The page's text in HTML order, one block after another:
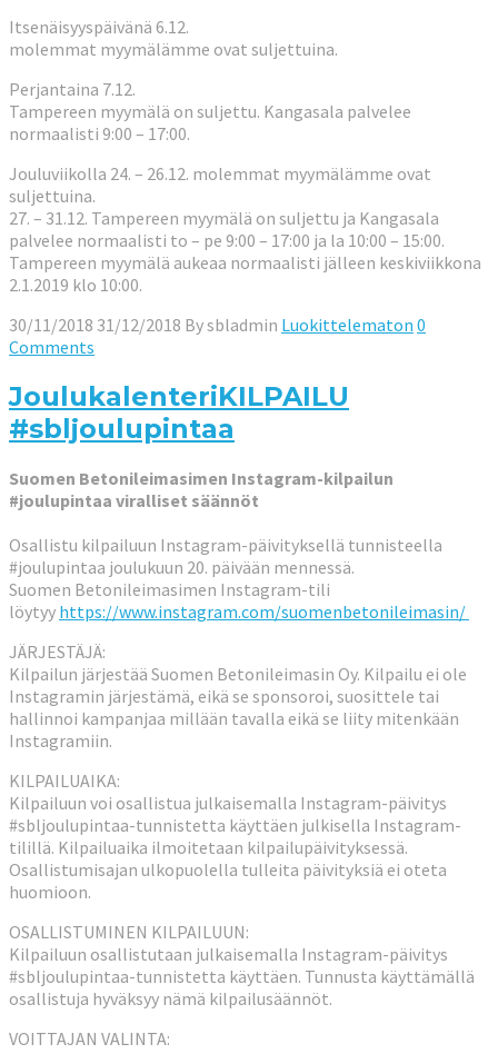
Itsenäisyyspäivänä 6.12.
molemmat myymälämme ovat suljettuina.
Perjantaina 7.12.
Tampereen myymälä on suljettu. Kangasala palvelee
normaalisti 9:00 – 17:00.
Jouluviikolla 24. – 26.12. molemmat myymälämme ovat
suljettuina.
27. – 31.12. Tampereen myymälä on suljettu ja Kangasala
palvelee normaalisti to – pe 9:00 – 17:00 ja la 10:00 – 15:00.
Tampereen myymälä aukeaa normaalisti jälleen keskiviikkona
2.1.2019 klo 10:00.
30/11/2018 31/12/2018 Bysbladmin Luokittelematon 0
Comments
JoulukalenteriKILPAILU
#sbljoulupintaa
Suomen Betonileimasimen Instagram-kilpailun
#joulupintaa viralliset säännöt
Osallistu kilpailuun Instagram-päivityksellä tunnisteella
#joulupintaa joulukuun 20. päivään mennessä.
Suomen Betonileimasimen Instagram-tili
löytyy https://www.instagram.com/suomenbetonileimasin/
JÄRJESTÄJÄ:
Kilpailun järjestää Suomen Betonileimasin Oy. Kilpailu ei ole
Instagramin järjestämä, eikä se sponsoroi, suosittele tai
hallinnoi kampanjaa millään tavalla eikä se liity mitenkään
Instagramiin.
KILPAILUAIKA:
Kilpailuun voi osallistua julkaisemalla Instagram-päivitys
#sbljoulupintaa-tunnistetta käyttäen julkisella Instagram-
tilillä. Kilpailuaika ilmoitetaan kilpailupäivityksessä.
Osallistumisajan ulkopuolella tulleita päivityksiä ei oteta
huomioon.
OSALLISTUMINEN KILPAILUUN:
Kilpailuun osallistutaan julkaisemalla Instagram-päivitys
#sbljoulupintaa-tunnistetta käyttäen. Tunnusta käyttämällä
osallistuja hyväksyy nämä kilpailusäännöt.
VOITTAJAN VALINTA: